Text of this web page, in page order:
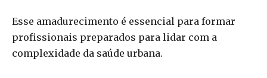
Esse amadurecimento é essencial para formar
profissionais preparados para lidar com a
complexidade da saúde urbana.